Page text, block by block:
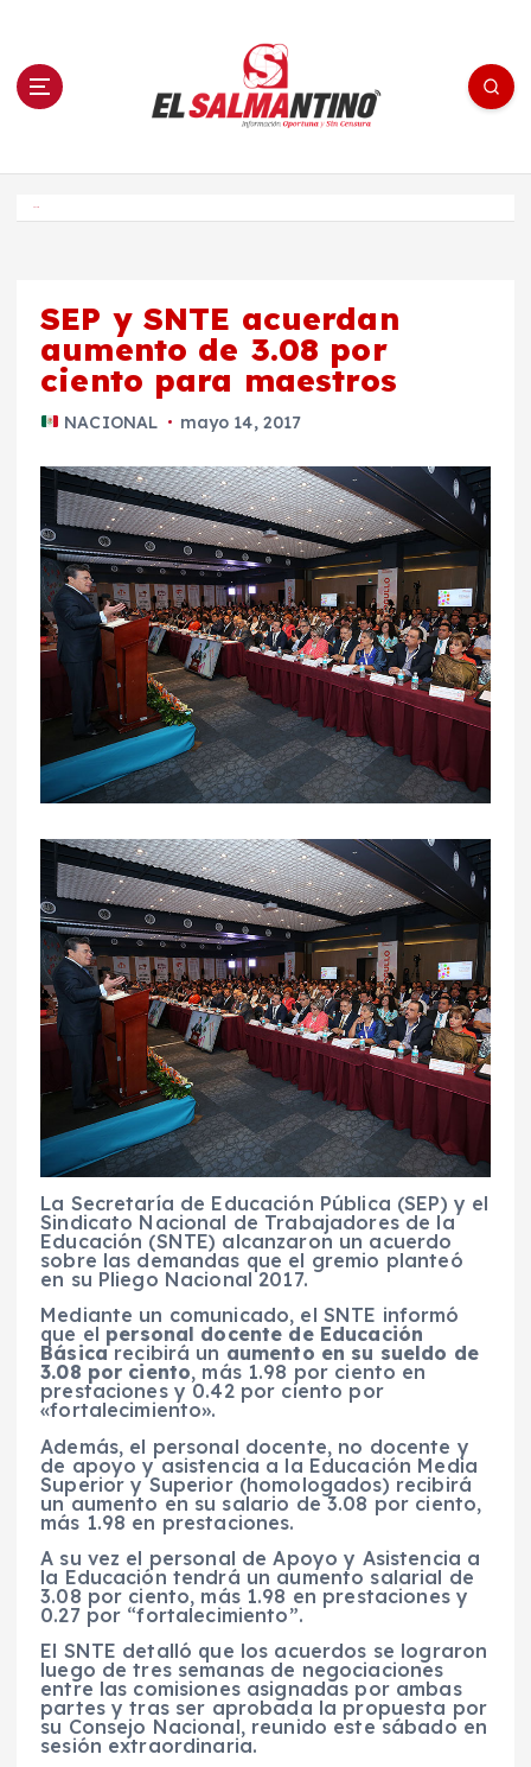
n El Salmantino - medios/noticias/editorial
SEP y SNTE acuerdan
aumento de 3.08 por
ciento para maestros
NACIONAL mayo 14, 2017
La Secretaría de Educación Pública (SEP) y el
Sindicato Nacional de Trabajadores de la
Educación (SNTE) alcanzaron un acuerdo
sobre las demandas que el gremio planteó
en su Pliego Nacional 2017.
Mediante un comunicado, el SNTE informó
que el personal docente de Educación
Básicarecibirá un aumento en su sueldo de
3.08 por ciento, más 1.98 por ciento en
prestaciones y 0.42 por ciento por
«fortalecimiento».
Además, el personal docente, no docente y
de apoyo y asistencia a la Educación Media
Superior y Superior (homologados) recibirá
un aumento en su salario de 3.08 por ciento,
más 1.98 en prestaciones.
A su vez el personal de Apoyo y Asistencia a
la Educación tendrá un aumento salarial de
3.08 por ciento, más 1.98 en prestaciones y
0.27 por “fortalecimiento”.
El SNTE detalló que los acuerdos se lograron
luego de tres semanas de negociaciones
entre las comisiones asignadas por ambas
partes y tras ser aprobada la propuesta por
su Consejo Nacional, reunido este sábado en
sesión extraordinaria.